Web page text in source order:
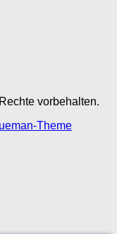
vorbehalten.
Theme